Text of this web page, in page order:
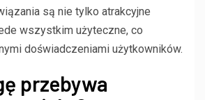
są nie tylko atrakcyjne
wszystkim użyteczne, co
doświadczeniami użytkowników.
przebywa